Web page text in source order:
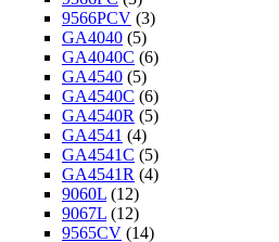
9566PCV (3)
GA4040 (5)
GA4040C (6)
GA4540 (5)
GA4540C (6)
GA4540R (5)
GA4541 (4)
GA4541C (5)
GA4541R (4)
9060L (12)
9067L (12)
9565CV (14)